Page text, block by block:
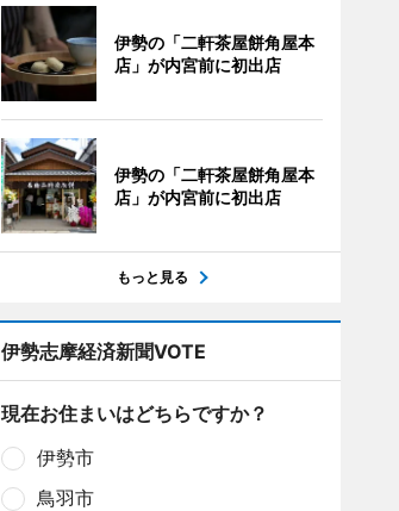
伊勢の「二軒茶屋餅角屋本
店」が内宮前に初出店
伊勢の「二軒茶屋餅角屋本
店」が内宮前に初出店
もっと見る
伊勢志摩経済新聞VOTE
現在お住まいはどちらですか？
伊勢市
鳥羽市